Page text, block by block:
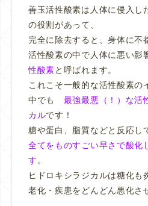
善玉活性酸素は人体に侵入し
の役割があって、
完全に除去すると、身体に不
活性酸素の中で人体に悪い影
性酸素と呼ばれます。
これこそ一般的な活性酸素の
中でも
最強最悪（！）な活
カルです！
糖や蛋白、脂質などと反応し
全てをものすごい早さで酸化
す 。
ヒドロキシラジカルは糖化も
老化・疾患をどんどん悪化さ